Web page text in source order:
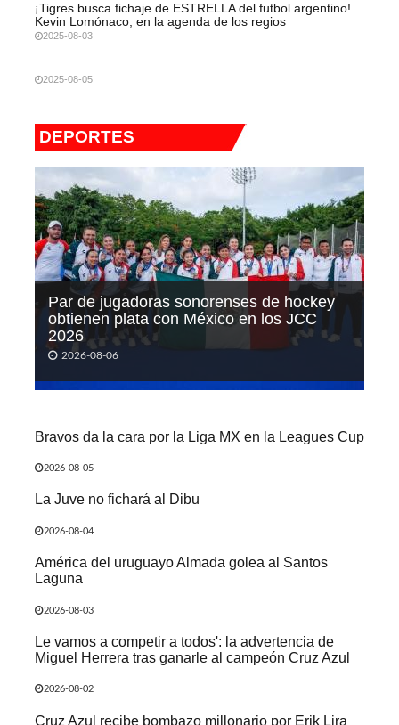
¡Tigres busca fichaje de ESTRELLA del futbol argentino!
Kevin Lomónaco, en la agenda de los regios
2025-08-03
2025-08-05
DEPORTES
Par de jugadoras sonorenses de hockey
obtienen plata con México en los JCC
2026
2026-08-06
Bravos da la cara por la Liga MX en la Leagues Cup
2026-08-05
La Juve no fichará al Dibu
2026-08-04
América del uruguayo Almada golea al Santos
Laguna
2026-08-03
Le vamos a competir a todos': la advertencia de
Miguel Herrera tras ganarle al campeón Cruz Azul
2026-08-02
Cruz Azul recibe bombazo millonario por Erik Lira